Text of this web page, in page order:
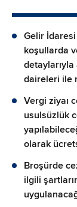
Gelir İdaresi
koşullarda
detaylarıyla
daireleri ile
Vergi ziyaı
usulsüzlük
olarak
Broşürde
ilgili